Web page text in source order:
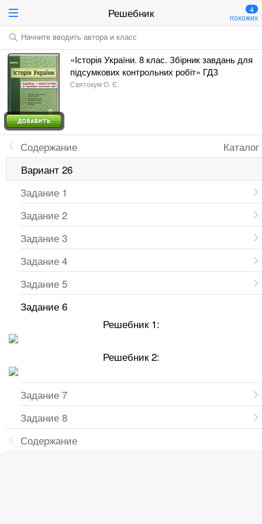
Решебник 4
похожих
Начните вводить автора и класс
«Історія України. 8 клас. Збірник завдань для
підсумкових контрольних робіт» ГДЗ
Святокум О. Є.
Каталог
Содержание
Вариант 26
Задание 1
Задание 2
Задание 3
Задание 4
Задание 5
Задание 6
Решебник 1:
Решебник 2:
Задание 7
Задание 8
Содержание